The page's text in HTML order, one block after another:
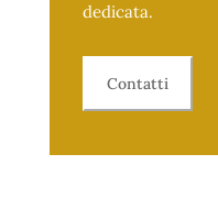
dedicata.
Contatti